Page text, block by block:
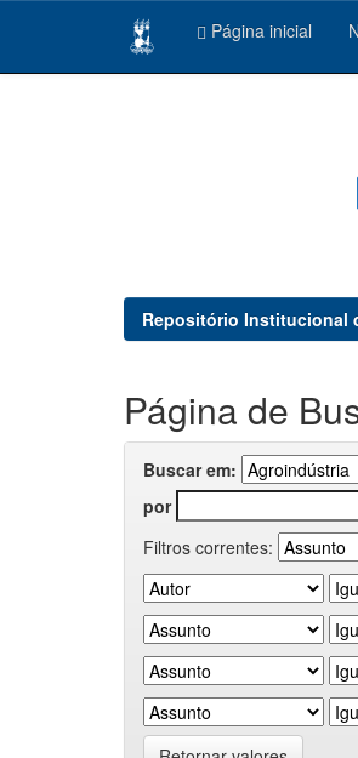
Página inicial
Repositório Institucional
Página de
Buscar em:
por
Filtros correntes: